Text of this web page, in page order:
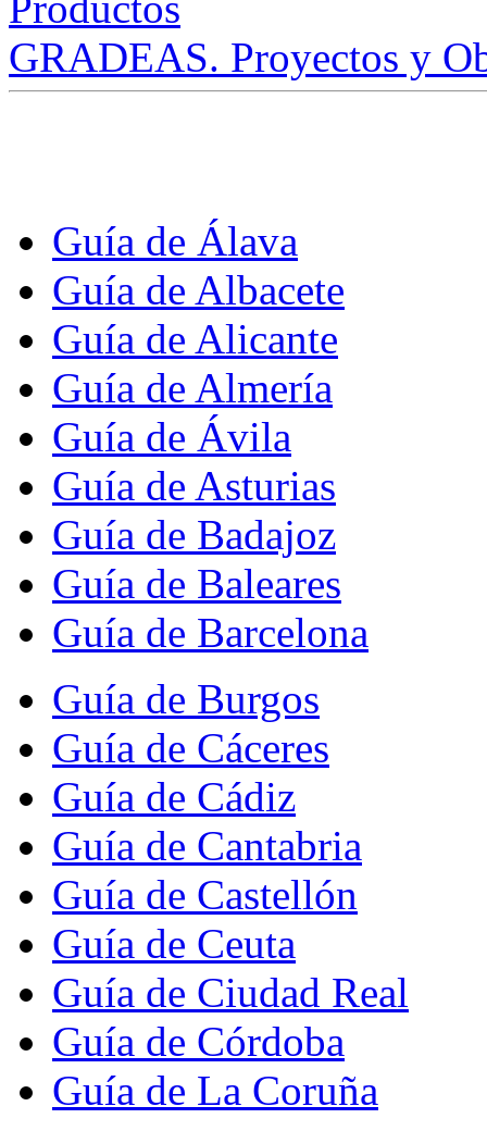
GRADEAS. Proyectos y
Guía de Álava
Guía de Albacete
Guía de Alicante
Guía de Almería
Guía de Ávila
Guía de Asturias
Guía de Badajoz
Guía de Baleares
Guía de Barcelona
Guía de Burgos
Guía de Cáceres
Guía de Cádiz
Guía de Cantabria
Guía de Castellón
Guía de Ceuta
Guía de Ciudad Real
Guía de Córdoba
Guía de La Coruña